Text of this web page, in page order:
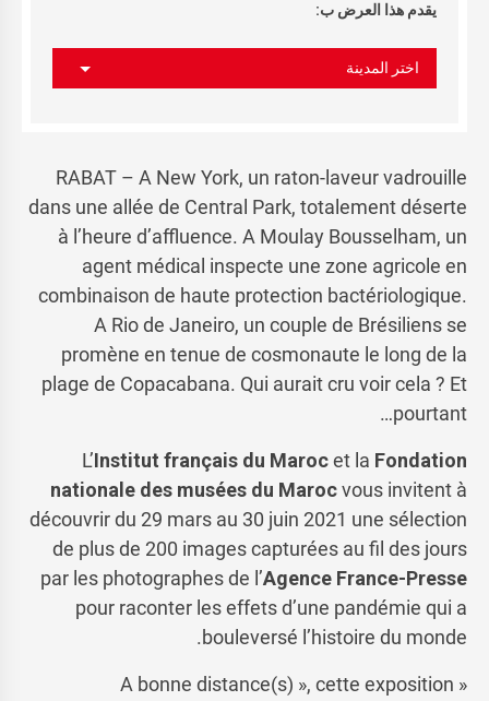
يقدم هذا العرض ب:
اختر المدينة
RABAT – A New York, un raton-laveur vadrouille
dans une allée de Central Park, totalement déserte
à l’heure d’affluence. A Moulay Bousselham, un
agent médical inspecte une zone agricole en
combinaison de haute protection bactériologique.
A Rio de Janeiro, un couple de Brésiliens se
promène en tenue de cosmonaute le long de la
plage de Copacabana. Qui aurait cru voir cela ? Et
pourtant…
L’Institut français du Marocet la Fondation
nationale des musées du Marocvous invitent à
découvrir du 29 mars au 30 juin 2021 une sélection
de plus de 200 images capturées au fil des jours
par les photographes de l’Agence France-Presse
pour raconter les effets d’une pandémie qui a
bouleversé l’histoire du monde.
« A bonne distance(s) », cette exposition